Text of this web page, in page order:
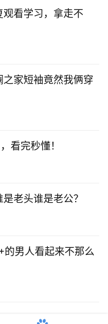
看学习，拿走不
家短袖竟然我俩穿
看完秒懂！
老头谁是老公？
男人看起来不那么